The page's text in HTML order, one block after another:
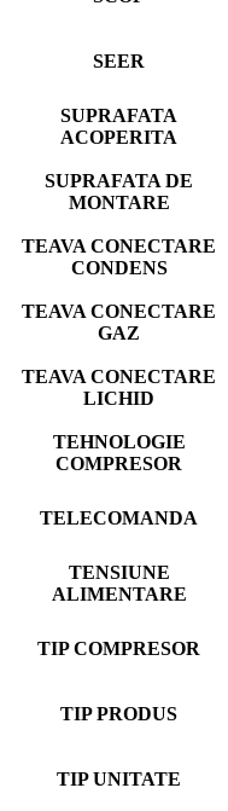
SEER
SUPRAFATA
ACOPERITA
SUPRAFATA DE
MONTARE
TEAVA CONECTARE
CONDENS
TEAVA CONECTARE
GAZ
TEAVA CONECTARE
LICHID
TEHNOLOGIE
COMPRESOR
TELECOMANDA
TENSIUNE
ALIMENTARE
TIP COMPRESOR
TIP PRODUS
TIP UNITATE